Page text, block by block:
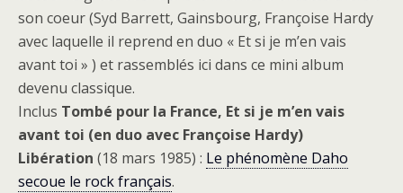
son coeur (Syd Barrett, Gainsbourg, Françoise Hardy
avec laquelle il reprend en duo « Et si je m’en vais
avant toi » ) et rassemblés ici dans ce mini album
devenu classique.
Inclus Tombé pour la France, Et si je m’en vais
avant toi (en duo avec Françoise Hardy)
Libération (18 mars 1985) : Le phénomène Daho
secoue le rock français.